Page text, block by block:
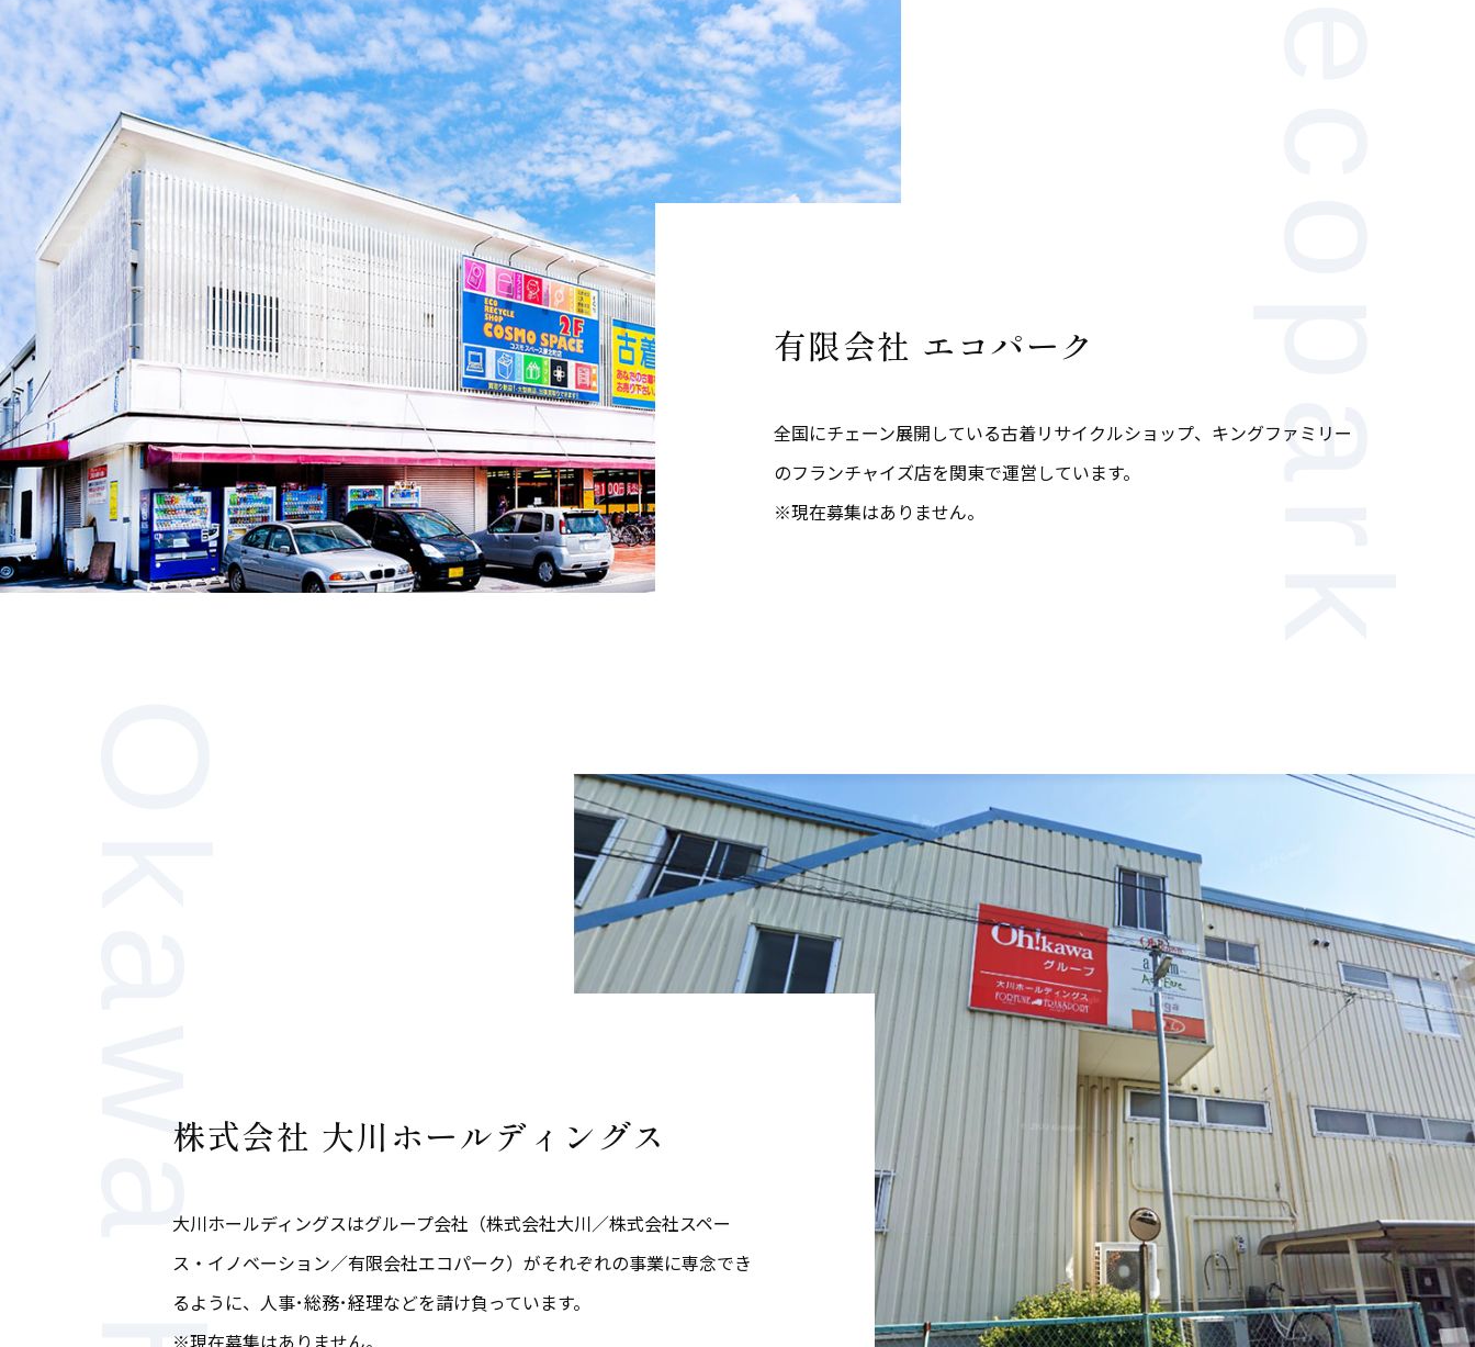
ecopark
有限会社 エコパーク
全国にチェーン展開している古着リサイクルショップ、キングファミリー
のフランチャイズ店を関東で運営しています。
※現在募集はありません。
Okawa HD
株式会社 大川ホールディングス
大川ホールディングスはグループ会社（株式会社大川／株式会社スペー
ス・イノベーション／有限会社エコパーク）がそれぞれの事業に専念でき
るように、人事･総務･経理などを請け負っています。